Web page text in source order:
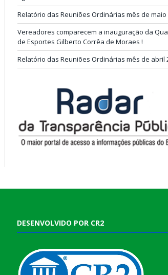
Relatório das Reuniões Ordinárias mês de maio
Vereadores comparecem a inauguração da
de Esportes Gilberto Corrêa de Moraes !
Relatório das Reuniões Ordinárias mês de abril
DESENVOLVIDO POR CR2